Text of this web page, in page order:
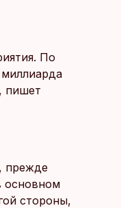
По
пишет
прежде
основном
стороны,